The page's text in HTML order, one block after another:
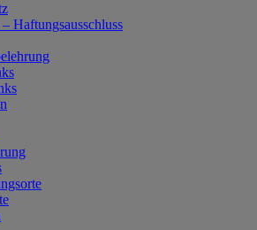
Haftungsausschluss